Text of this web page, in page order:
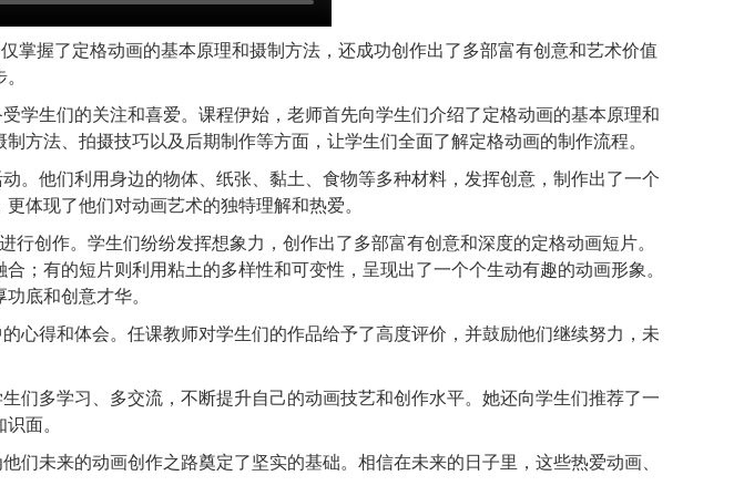
掌握了定格动画的基本原理和摄制方法，还成功创作出了多部富有创意和艺术价值
学生们的关注和喜爱。课程伊始， 老师首先向学生们介绍了定格动画的基本原理和
方法、拍摄技巧以及后期制作等方面，让学生们全面了解定格动画的制作流程。
。他们利用身边的物体、纸张、黏土、食物等多种材料，发挥创意，制作出了一个
体现了他们对动画艺术的独特理解和热爱。
行创作。学生们纷纷发挥想象力，创作出了多部富有创意和深度的定格动画短片。
；有的短片则利用粘土的多样性和可变性，呈现出了一个个生动有趣的动画形象。
底和创意才华。
心得和体会。 任课教师对学生们的作品给予了高度评价，并鼓励他们继续努力，未
们多学习、多交流，不断提升自己的动画技艺和创作水平。她还向学生们推荐了一
面。
未来的动画创作之路奠定了坚实的基础。相信在未来的日子里，这些热爱动画、